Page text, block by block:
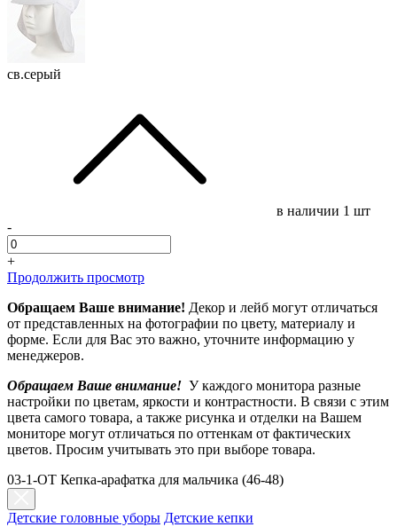
св.серый
в наличии 1 шт
-
+
Продолжить просмотр
Обращаем Ваше внимание! Декор и лейб могут отличаться
от представленных на фотографии по цвету, материалу и
форме. Если для Вас это важно, уточните информацию у
менеджеров.
Обращаем Ваше внимание! У каждого монитора разные
настройки по цветам, яркости и контрастности. В связи с этим
цвета самого товара, а также рисунка и отделки на Вашем
мониторе могут отличаться по оттенкам от фактических
цветов. Просим учитывать это при выборе товара.
03-1-OT Кепка-арафатка для мальчика (46-48)
Детские головные уборы Детские кепки